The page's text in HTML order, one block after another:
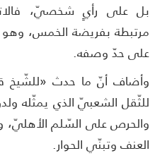
على رأيٍ شخصيّ،
بفريضة الخمس، وهو ما
حدّ وصفه.
أنّ ما حدث «للشّيخ
الشعبيّ الذي يمثّله ولدوره
على السّلم الأهليّ،
وتبنّي الحوار.